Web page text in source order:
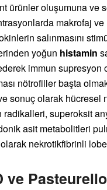
ürünler oluşumuna ve
makrofaj
salınmasını
yoğun histamin
immun supresyon
nötrofiller başta
sonuç olarak hücresel
radikalleri, superoksit
asit metabolitleri
nekrotikfibrinli
ve